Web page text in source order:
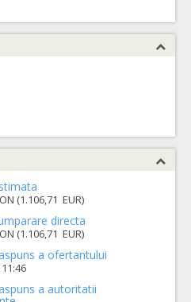
(1.106,71 EUR)
directa
(1.106,71 EUR)
a ofertantului
a autoritatii